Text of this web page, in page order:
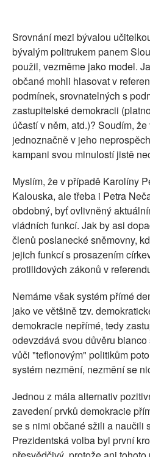
Srovnání mezi bývalou
bývalým politrukem panem
použil, vezměme jako model.
občané mohli hlasovat v
podmínek, srovnatelných s
zastupitelské demokracii
účastí v něm, atd.)? Soudím,
jednoznačně v jeho
kampani svou minulostí jistě
Myslím, že v případě Karolíny
Kalouska, ale třeba i Petra
obdobný, byť ovlivněný
vládních funkcí. Jak by asi
členů poslanecké sněmovny,
jejich funkcí s prosazením
protilidových zákonů v
Nemáme však systém přímé
jako ve většině tzv.
demokracie nepřímé, tedy
odevzdává svou důvěru
vůči "teflonovým" politikům
systém nezmění, nezmění se
Jednou z mála alternativ
zavedení prvků demokracie
se s nimi občané sžili a naučili
Prezidentská volba byl první